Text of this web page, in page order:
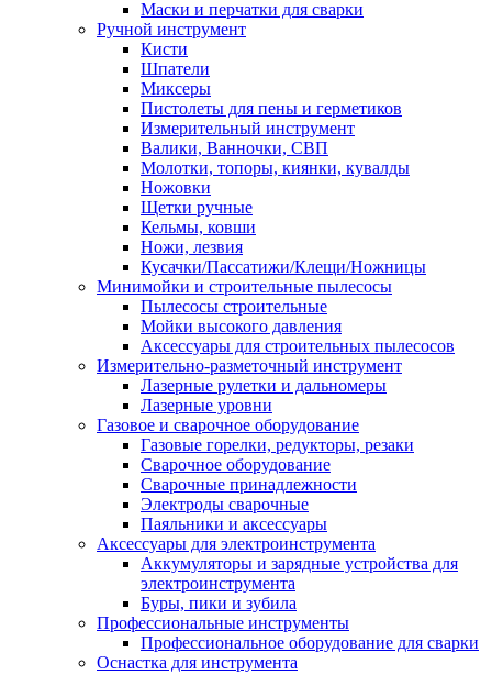
Маски и перчатки для сварки
Ручной инструмент
Кисти
Шпатели
Миксеры
Пистолеты для пены и герметиков
Измерительный инструмент
Валики, Ванночки, СВП
Молотки, топоры, киянки, кувалды
Ножовки
Щетки ручные
Кельмы, ковши
Ножи, лезвия
Кусачки/Пассатижи/Клещи/Ножницы
Минимойки и строительные пылесосы
Пылесосы строительные
Мойки высокого давления
Аксессуары для строительных пылесосов
Измерительно-разметочный инструмент
Лазерные рулетки и дальномеры
Лазерные уровни
Газовое и сварочное оборудование
Газовые горелки, редукторы, резаки
Сварочное оборудование
Сварочные принадлежности
Электроды сварочные
Паяльники и аксессуары
Аксессуары для электроинструмента
Аккумуляторы и зарядные устройства для
электроинструмента
Буры, пики и зубила
Профессиональные инструменты
Профессиональное оборудование для сварки
Оснастка для инструмента